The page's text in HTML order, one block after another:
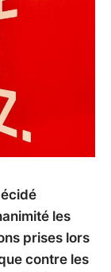
les
prises lors
contre les